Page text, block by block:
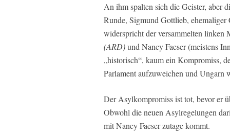
An ihm spalten sich die Geister, aber
Runde, Sigmund Gottlieb, ehemaliger
widerspricht der versammelten
(ARD)und Nancy Faeser (meistens
„historisch“, kaum ein Kompromiss,
Parlament aufzuweichen und Ungarn
Der Asylkompromiss ist tot, bevor er
Obwohl die neuen Asylregelungen
mit Nancy Faeser zutage kommt.